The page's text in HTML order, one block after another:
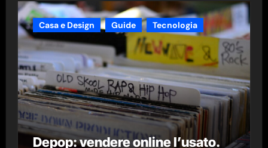
Casa e Design Guide Tecnologia
Depop: vendere online l’usato.